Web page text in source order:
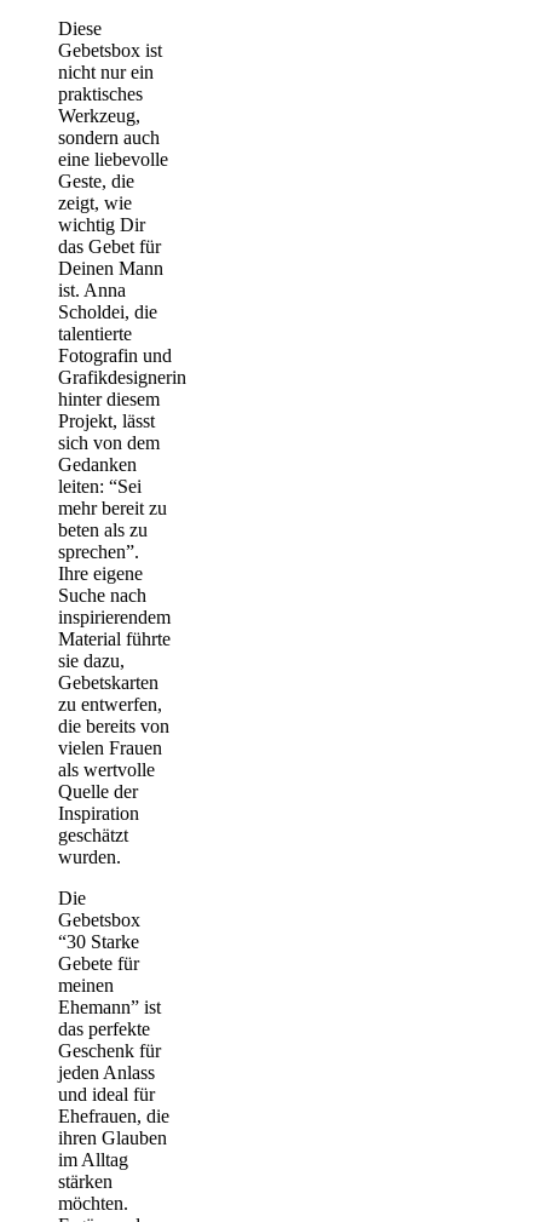
Diese
Gebetsbox ist
nicht nur ein
praktisches
Werkzeug,
sondern auch
eine liebevolle
Geste, die
zeigt, wie
wichtig Dir
das Gebet für
Deinen Mann
ist. Anna
Scholdei, die
talentierte
Fotografin und
Grafikdesignerin
hinter diesem
Projekt, lässt
sich von dem
Gedanken
leiten: “Sei
mehr bereit zu
beten als zu
sprechen”.
Ihre eigene
Suche nach
inspirierendem
Material führte
sie dazu,
Gebetskarten
zu entwerfen,
die bereits von
vielen Frauen
als wertvolle
Quelle der
Inspiration
geschätzt
wurden.
Die
Gebetsbox
“30 Starke
Gebete für
meinen
Ehemann” ist
das perfekte
Geschenk für
jeden Anlass
und ideal für
Ehefrauen, die
ihren Glauben
im Alltag
stärken
möchten.